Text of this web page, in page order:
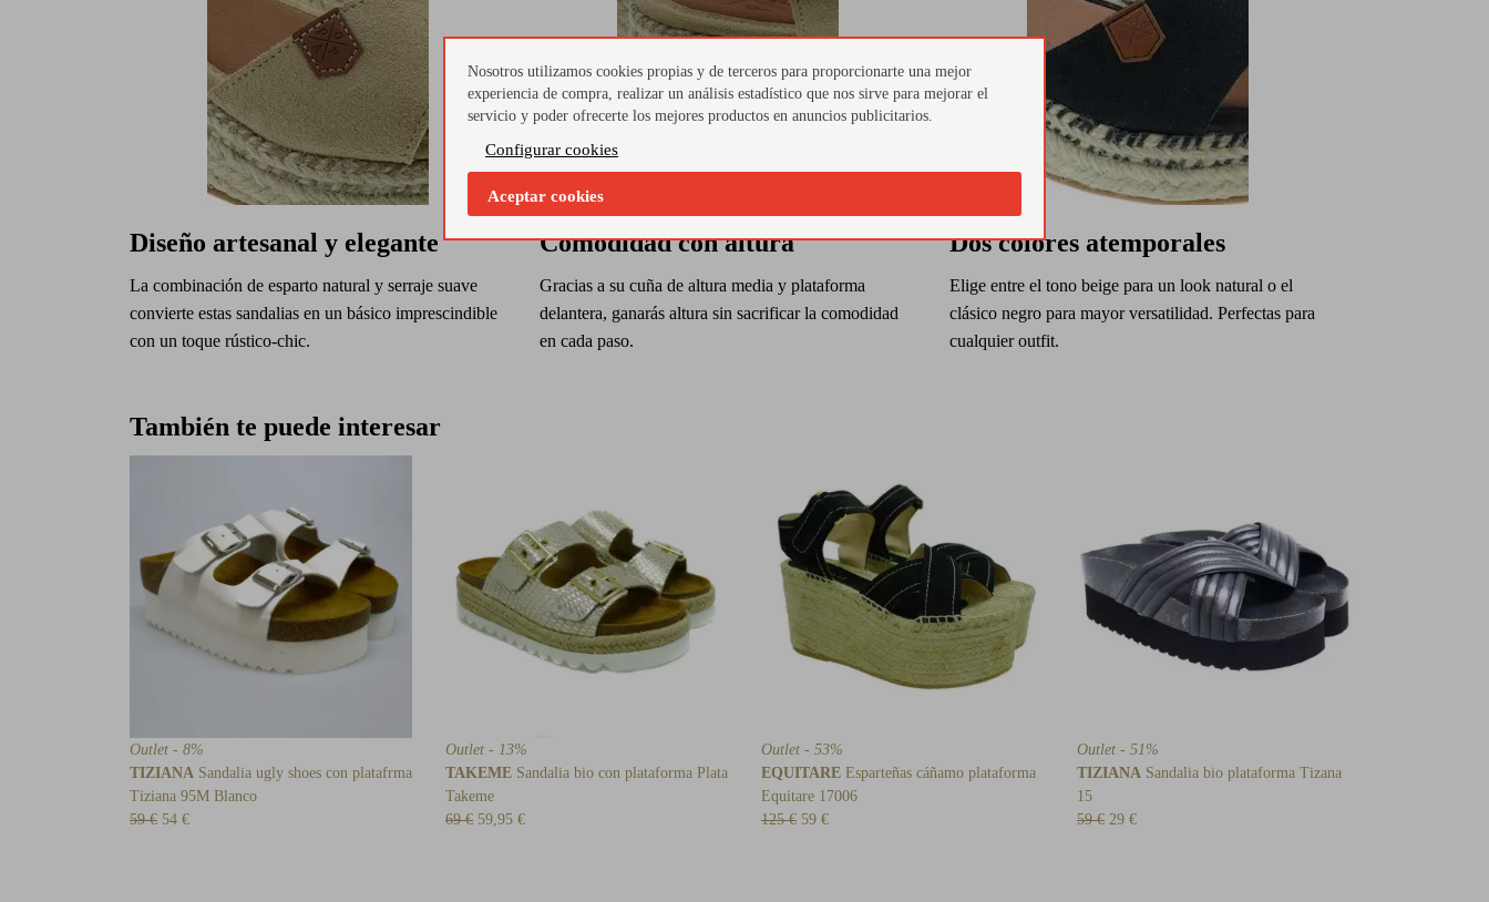
Diseño artesanal y elegante
La combinación de esparto natural y serraje suave
convierte estas sandalias en un básico imprescindible
con un toque rústico-chic.
Comodidad con altura
Gracias a su cuña de altura media y plataforma
delantera, ganarás altura sin sacrificar la comodidad
en cada paso.
Dos colores atemporales
Elige entre el tono beige para un look natural o el
clásico negro para mayor versatilidad. Perfectas para
cualquier outfit.
También te puede interesar
Outlet - 8%
TIZIANA Sandalia ugly shoes con platafrma
Tiziana 95M Blanco
59 € 54 €
Outlet - 13%
TAKEME Sandalia bio con plataforma Plata
Takeme
69 € 59,95 €
Outlet - 53%
EQUITARE Esparteñas cáñamo plataforma
Equitare 17006
125 € 59 €
Outlet - 51%
TIZIANA Sandalia bio plataforma Tizana
15
59 € 29 €
Nosotros utilizamos cookies propias y de terceros para proporcionarte una mejor
experiencia de compra, realizar un análisis estadístico que nos sirve para mejorar el
servicio y poder ofrecerte los mejores productos en anuncios publicitarios.
Configurar cookies
Aceptar cookies